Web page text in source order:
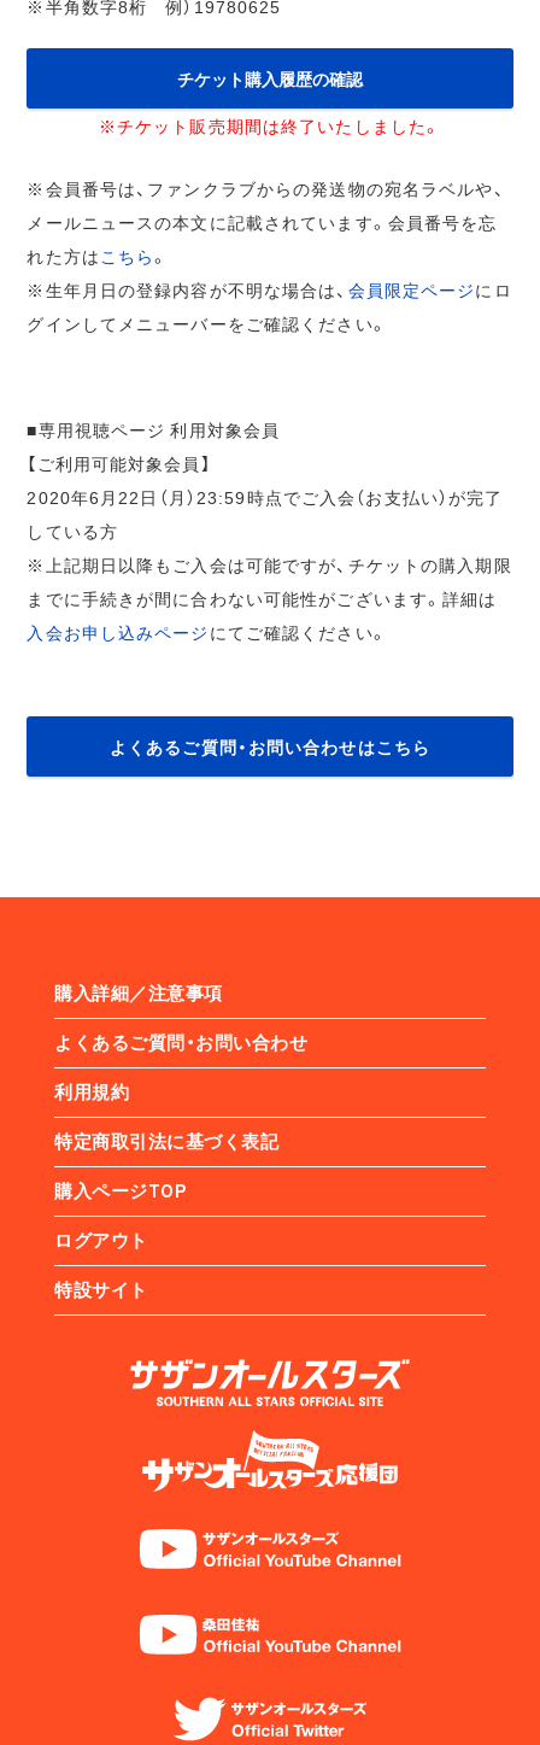
※半角数字8桁 例）19780625
チケット購入履歴の確認
※チケット販売期間は終了いたしました。
※会員番号は、ファンクラブからの発送物の宛名ラベルや、
メールニュースの本文に記載されています。会員番号を忘
れた方は こちら。
※生年月日の登録内容が不明な場合は、 会員限定ページにロ
グインしてメニューバーをご確認ください。
■専用視聴ページ 利用対象会員
【ご利用可能対象会員】
2020年6月22日（月）23:59時点でご入会（お支払い）が完了
している方
※上記期日以降もご入会は可能ですが、チケットの購入期限
までに手続きが間に合わない可能性がございます。詳細は
入会お申し込みページ にてご確認ください。
よくあるご質問・お問い合わせはこちら
購入詳細／注意事項
よくあるご質問・お問い合わせ
利用規約
特定商取引法に基づく表記
購入ページTOP
ログアウト
特設サイト